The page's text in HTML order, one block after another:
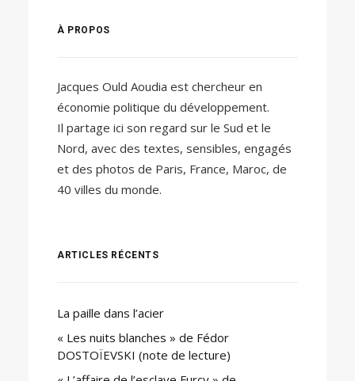
À PROPOS
Jacques Ould Aoudia est chercheur en
économie politique du développement.
Il partage ici son regard sur le Sud et le
Nord, avec des textes, sensibles, engagés
et des photos de Paris, France, Maroc, de
40 villes du monde.
ARTICLES RÉCENTS
La paille dans l’acier
« Les nuits blanches » de Fédor
DOSTOÏEVSKI (note de lecture)